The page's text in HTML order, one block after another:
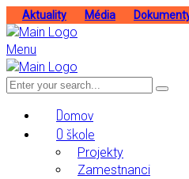
Aktuality Média
Menu
Domov
O škole
Projekty
Zamestnanci